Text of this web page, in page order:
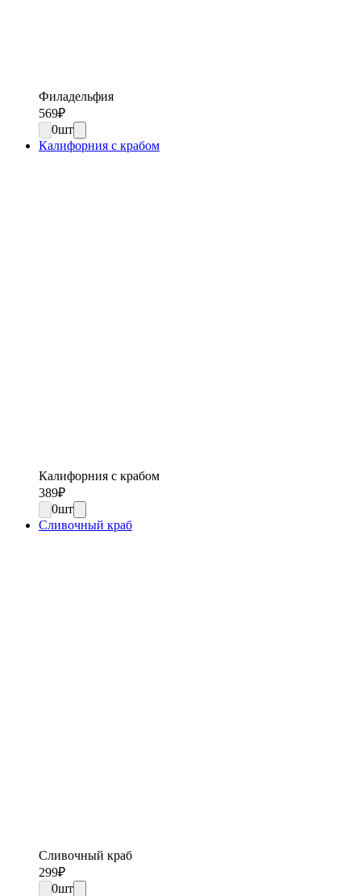
Филадельфия
569₽
0шт
Калифорния с крабом
Калифорния с крабом
389₽
0шт
Сливочный краб
Сливочный краб
299₽
0шт